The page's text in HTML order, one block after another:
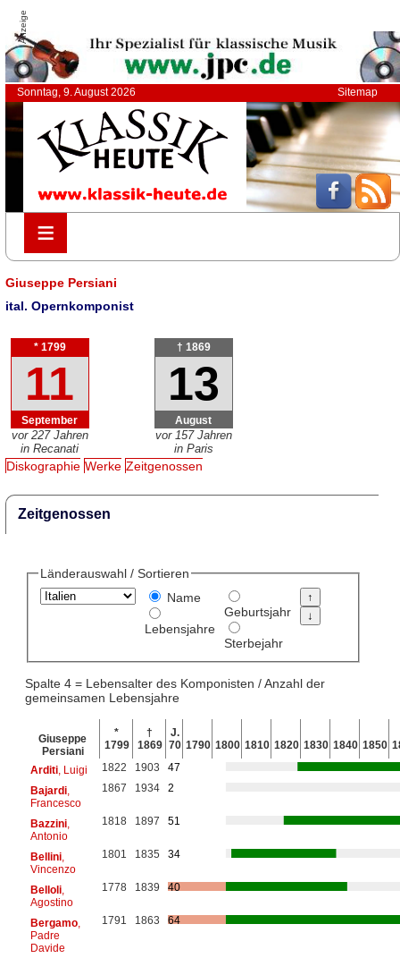
Anzeige
Sonntag, 9. August 2026 Sitemap
≡
≡
Giuseppe Persiani
ital. Opernkomponist
* 1799
11
September
vor 227 Jahren
in Recanati
† 1869
13
August
vor 157 Jahren
in Paris
Diskographie Werke Zeitgenossen
Zeitgenossen
Länderauswahl / Sortieren
Name
Lebensjahre
Geburtsjahr
Sterbejahr
Spalte 4 = Lebensalter des Komponisten / Anzahl der
gemeinsamen Lebensjahre
Giuseppe
Persiani
*
1799
†
1869
J.
70 1790 1800 1810 1820 1830 1840 1850
Arditi, Luigi 1822 1903
47
Bajardi,
Francesco
1867 1934 2
Bazzini,
Antonio
1818 1897 51
Bellini,
Vincenzo
1801 1835 34
Belloli,
Agostino
1778 1839 40
Bergamo,
Padre
Davide
1791 1863 64